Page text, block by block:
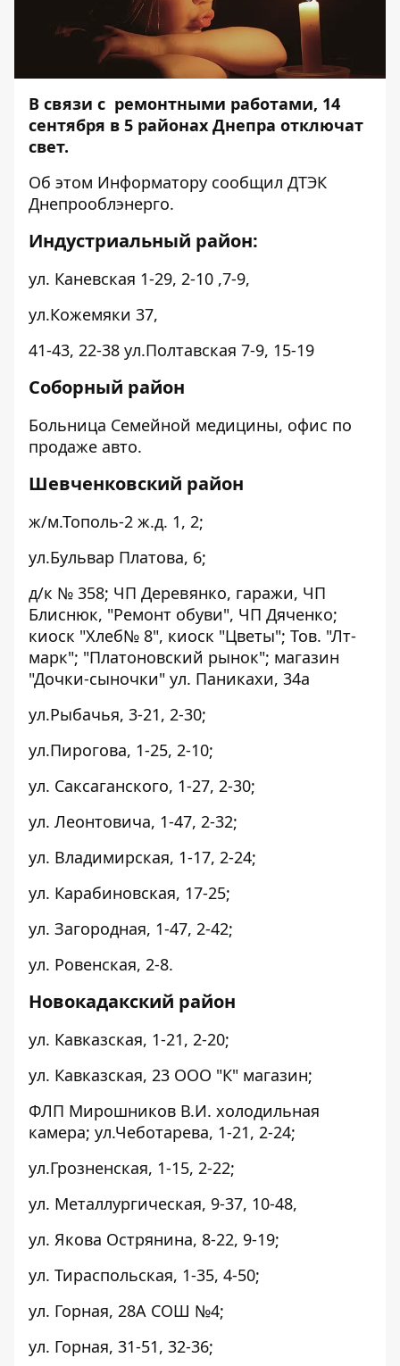
В связи с ремонтными работами, 14
сентября в 5 районах Днепра отключат
свет.
Об этом Информатору сообщил ДТЭК
Днепрооблэнерго.
Индустриальный район:
ул. Каневская 1-29, 2-10 ,7-9,
ул.Кожемяки 37,
41-43, 22-38 ул.Полтавская 7-9, 15-19
Соборный район
Больница Семейной медицины, офис по
продаже авто.
Шевченковский район
ж/м.Тополь-2 ж.д. 1, 2;
ул.Бульвар Платова, 6;
д/к № 358; ЧП Деревянко, гаражи, ЧП
Блиснюк, "Ремонт обуви", ЧП Дяченко;
киоск "Хлеб№ 8", киоск "Цветы"; Тов. "Лт-
марк"; "Платоновский рынок"; магазин
"Дочки-сыночки" ул. Паникахи, 34а
ул.Рыбачья, 3-21, 2-30;
ул.Пирогова, 1-25, 2-10;
ул. Саксаганского, 1-27, 2-30;
ул. Леонтовича, 1-47, 2-32;
ул. Владимирская, 1-17, 2-24;
ул. Карабиновская, 17-25;
ул. Загородная, 1-47, 2-42;
ул. Ровенская, 2-8.
Новокадакский район
ул. Кавказская, 1-21, 2-20;
ул. Кавказская, 23 ООО "К" магазин;
ФЛП Мирошников В.И. холодильная
камера; ул.Чеботарева, 1-21, 2-24;
ул.Грозненская, 1-15, 2-22;
ул. Металлургическая, 9-37, 10-48,
ул. Якова Острянина, 8-22, 9-19;
ул. Тираспольская, 1-35, 4-50;
ул. Горная, 28А СОШ №4;
ул. Горная, 31-51, 32-36;